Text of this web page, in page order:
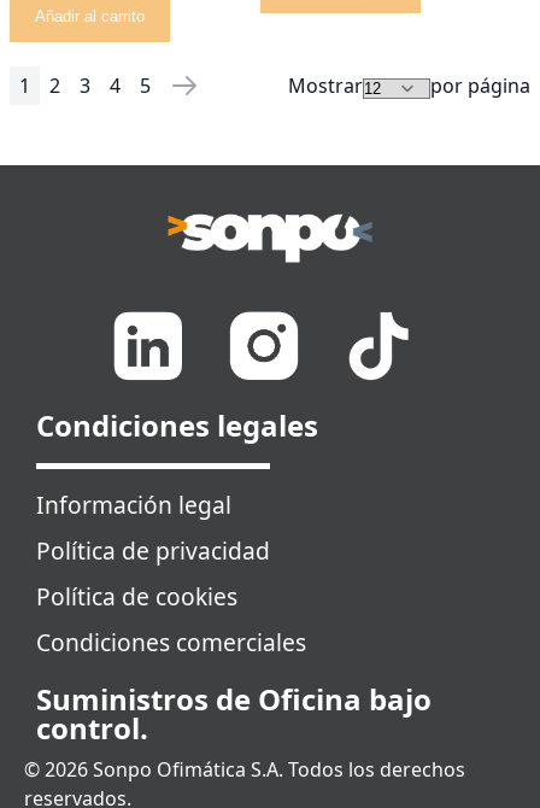
Añadir al carrito
Página
Actualmente estás leyendo página
1 Página
2 Página
3 Página
4 Página
5 Página
Siguiente Mostrar por página
Condiciones legales
Información legal
Política de privacidad
Política de cookies
Condiciones comerciales
Suministros de Oficina bajo
control.
© 2026 Sonpo Ofimática S.A. Todos los derechos
reservados.